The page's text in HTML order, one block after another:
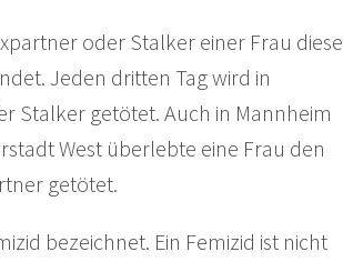
oder Stalker einer Frau diese
Jeden dritten Tag wird in
Stalker getötet. Auch in Mannheim
West überlebte eine Frau den
getötet.
bezeichnet. Ein Femizid ist nicht